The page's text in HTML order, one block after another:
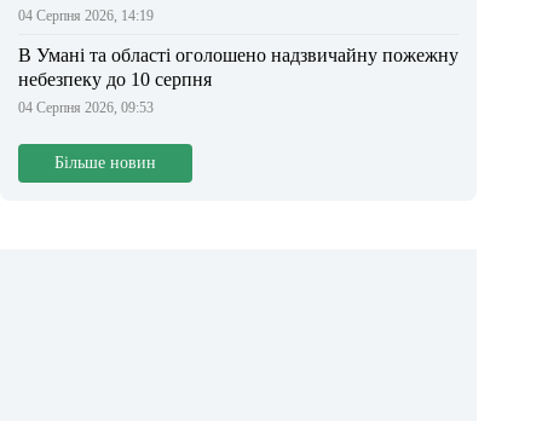
04 Серпня 2026, 14:19
В Умані та області оголошено надзвичайну пожежну
небезпеку до 10 серпня
04 Серпня 2026, 09:53
Більше новин